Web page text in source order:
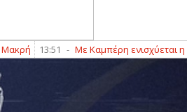
13:51 Με Καμπέρη ενισχύεται η